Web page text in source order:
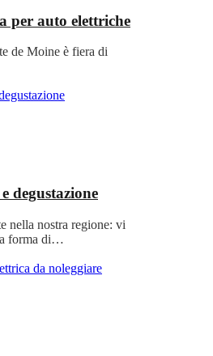
per auto elettriche
de Moine è fiera di
degustazione
nella nostra regione: vi
forma di…